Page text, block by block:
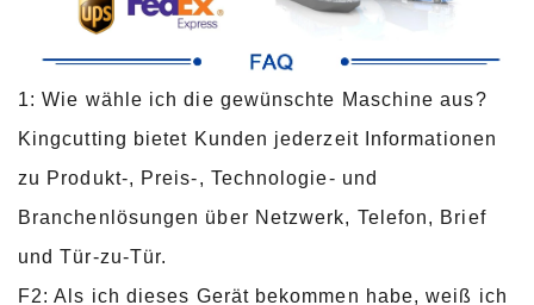
1: Wie wähle ich die gewünschte Maschine aus?
Kingcutting bietet Kunden jederzeit Informationen
zu Produkt-, Preis-, Technologie- und
Branchenlösungen über Netzwerk, Telefon, Brief
und Tür-zu-Tür.
F2: Als ich dieses Gerät bekommen habe, weiß ich